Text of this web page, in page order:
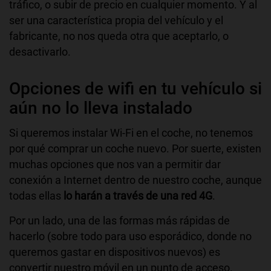
tráfico, o subir de precio en cualquier momento. Y al
ser una característica propia del vehículo y el
fabricante, no nos queda otra que aceptarlo, o
desactivarlo.
Opciones de wifi en tu vehículo si
aún no lo lleva instalado
Si queremos instalar Wi-Fi en el coche, no tenemos
por qué comprar un coche nuevo. Por suerte, existen
muchas opciones que nos van a permitir dar
conexión a Internet dentro de nuestro coche, aunque
todas ellas lo harán a través de una red 4G.
Por un lado, una de las formas más rápidas de
hacerlo (sobre todo para uso esporádico, donde no
queremos gastar en dispositivos nuevos) es
convertir nuestro móvil en un punto de acceso.